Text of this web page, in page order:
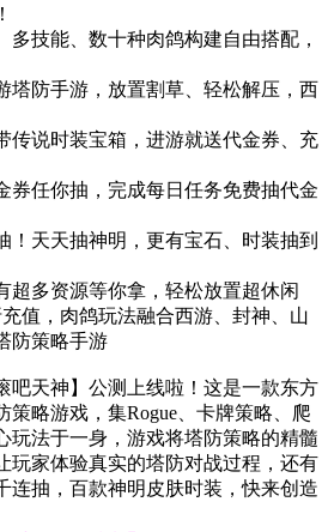
技能、数十种肉鸽构建自由搭配，
防手游，放置割草、轻松解压，西
说时装宝箱，进游就送代金券、充
任你抽，完成每日任务免费抽代金
天天抽神明，更有宝石、时装抽到
多资源等你拿，轻松放置超休闲
值，肉鸽玩法融合西游、封神、山
防策略手游
吧天神】公测上线啦！这是一款东方
策略游戏，集Rogue、卡牌策略、爬
玩法于一身，游戏将塔防策略的精髓
玩家体验真实的塔防对战过程，还有
连抽，百款神明皮肤时装，快来创造